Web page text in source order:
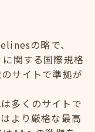
の略で、
関する国際規格
サイトで準拠が
多くのサイトで
より厳格な最高